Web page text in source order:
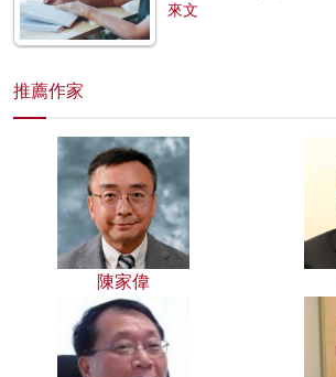
來文
推薦作家
陳家偉